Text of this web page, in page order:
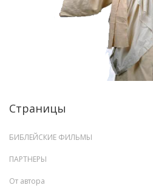
Страницы
БИБЛЕЙСКИЕ ФИЛЬМЫ
ПАРТНЕРЫ
От автора